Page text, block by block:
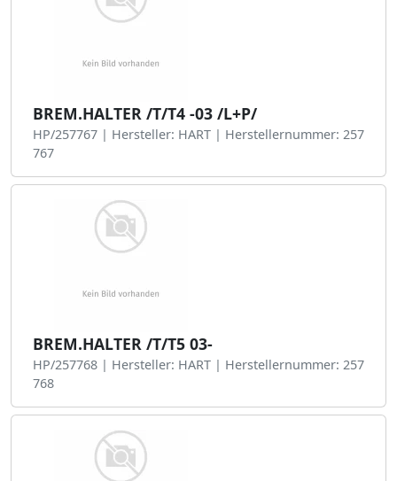
BREM.HALTER /T/T4 -03 /L+P/
HP/257767 | Hersteller: HART | Herstellernummer: 257
767
BREM.HALTER /T/T5 03-
HP/257768 | Hersteller: HART | Herstellernummer: 257
768